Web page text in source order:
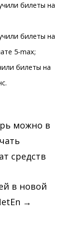
билеты на
билеты на
5-max;
билеты на
можно в
средств
в новой
→